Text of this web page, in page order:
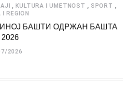
,KULTURA I UMETNOST , SPORT ,
REGION
БАШТИ ОДРЖАН БАШТА
2026